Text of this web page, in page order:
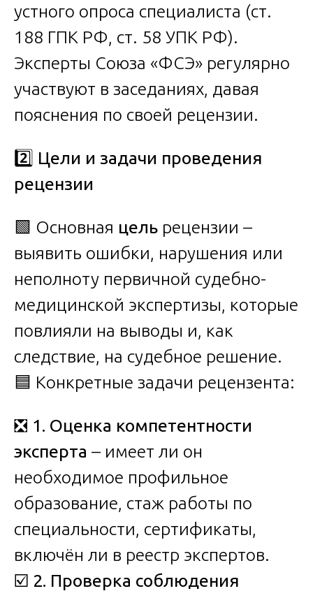
устного опроса специалиста (ст.
188 ГПК РФ, ст. 58 УПК РФ).
Эксперты Союза «ФСЭ» регулярно
участвуют в заседаниях, давая
пояснения по своей рецензии.
2️ Цели и задачи проведения
рецензии
🟩 Основная цель рецензии –
выявить ошибки, нарушения или
неполноту первичной судебно-
медицинской экспертизы, которые
повлияли на выводы и, как
следствие, на судебное решение.
🟦 Конкретные задачи рецензента:
❎ 1. Оценка компетентности
эксперта – имеет ли он
необходимое профильное
образование, стаж работы по
специальности, сертификаты,
включён ли в реестр экспертов.
☑️ 2. Проверка соблюдения